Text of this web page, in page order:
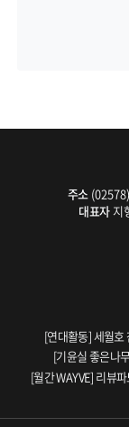
주소
대표자지
[연대활동] 세월호
[기윤실 좋은나
[월간 WAYVE] 리뷰